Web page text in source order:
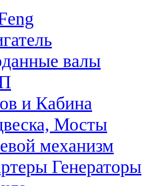
валы
и Кабина
Мосты
механизм
Генераторы